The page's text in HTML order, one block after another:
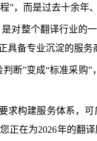
”，而是过去十余年
是对整个翻译行业
具备专业沉淀的服务
断”变成“标准采购
求构建服务体系，
正在为2026年的翻